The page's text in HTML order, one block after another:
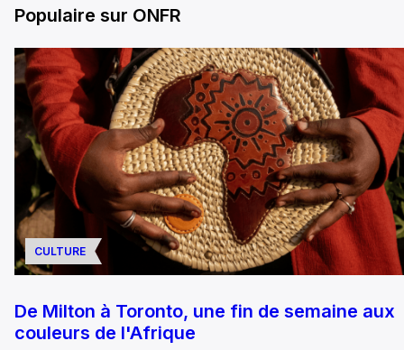
Populaire sur ONFR
CULTURE
De Milton à Toronto, une fin de semaine aux
couleurs de l'Afrique